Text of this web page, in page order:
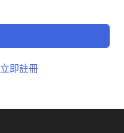
立即註冊